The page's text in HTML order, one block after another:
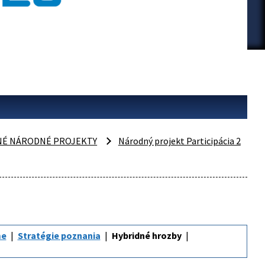
NÁRODNÉ PROJEKTY
Národný projekt Participácia 2
Stratégie poznania
Hybridné hrozby